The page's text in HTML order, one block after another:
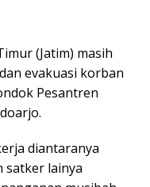
(Jatim) masih
evakuasi korban
Pesantren
diantaranya
satker lainya